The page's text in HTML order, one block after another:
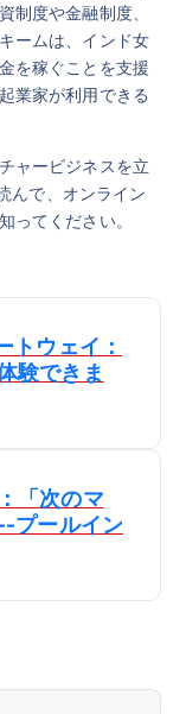
制度や金融制度、
ームは、インド女
を稼ぐことを支援
業家が利用できる
ャービジネスを立
んで、オンライン
ってください。
トウェイ：
験できま
「次のマ
プールイン